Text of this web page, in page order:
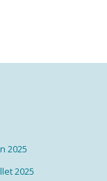
2025
2025